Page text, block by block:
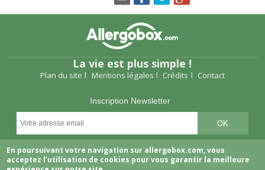
La vie est plus simple !
Plan du site Mentions légales Crédits Contact
Inscription Newsletter
Suivez-nous
En poursuivant votre navigation sur allergobox.com, vous
acceptez l’utilisation de cookies pour vous garantir la meilleure